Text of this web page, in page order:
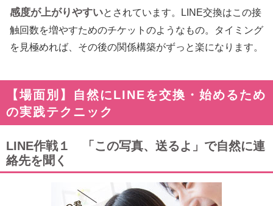
感度が上がりやすいとされています。LINE交換はこの接
触回数を増やすためのチケットのようなもの。タイミング
を見極めれば、その後の関係構築がずっと楽になります。
【場面別】自然にLINEを交換・始めるため
の実践テクニック
LINE作戦１ 「この写真、送るよ」で自然に連
絡先を聞く